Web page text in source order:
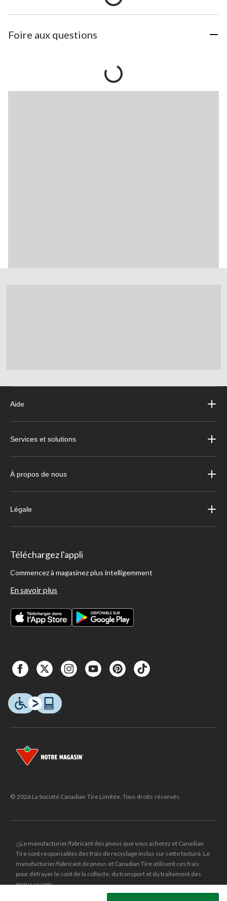
Foire aux questions
Aide
Services et solutions
À propos de nous
Légale
Téléchargez l'appli
Commencez à magasinez plus intelligemment
En savoir plus
© 2026 La Société Canadian Tire Limitée. Tous droits réservés.
△Le manufacturier/fabricant des pneus que vous achetez et Canadian
Tire sont responsables des frais de recyclage inclus sur cette facture. Le
manufacturier/fabricant de pneus et Canadian Tire utilisent ces frais
pour défrayer le coût de la collecte, du transport et du traitement des
pneus usagés.